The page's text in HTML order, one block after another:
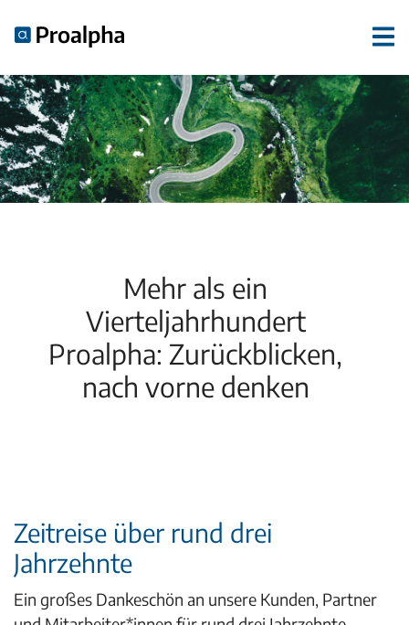
Mehr als ein
Vierteljahrhundert
Proalpha: Zurückblicken,
nach vorne denken
Zeitreise über rund drei
Jahrzehnte
Ein großes Dankeschön an unsere Kunden, Partner